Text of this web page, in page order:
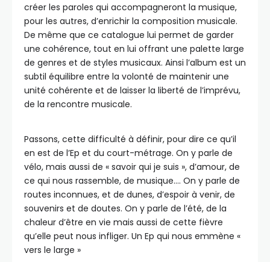
créer les paroles qui accompagneront la musique,
pour les autres, d’enrichir la composition musicale.
De même que ce catalogue lui permet de garder
une cohérence, tout en lui offrant une palette large
de genres et de styles musicaux. Ainsi l’album est un
subtil équilibre entre la volonté de maintenir une
unité cohérente et de laisser la liberté de l’imprévu,
de la rencontre musicale.
Passons, cette difficulté à définir, pour dire ce qu’il
en est de l’Ep et du court-métrage. On y parle de
vélo, mais aussi de « savoir qui je suis », d’amour, de
ce qui nous rassemble, de musique…. On y parle de
routes inconnues, et de dunes, d’espoir à venir, de
souvenirs et de doutes. On y parle de l’été, de la
chaleur d’être en vie mais aussi de cette fièvre
qu’elle peut nous infliger. Un Ep qui nous emmène «
vers le large »